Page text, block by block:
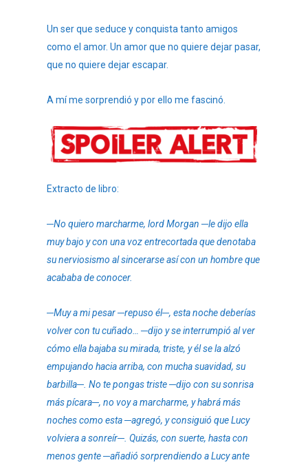
Un ser que seduce y conquista tanto amigos
como el amor. Un amor que no quiere dejar pasar,
que no quiere dejar escapar.
A mí me sorprendió y por ello me fascinó.
Extracto de libro:
─No quiero marcharme, lord Morgan ─le dijo ella
muy bajo y con una voz entrecortada que denotaba
su nerviosismo al sincerarse así con un hombre que
acababa de conocer.
─Muy a mi pesar ─repuso él─, esta noche deberías
volver con tu cuñado… ─dijo y se interrumpió al ver
cómo ella bajaba su mirada, triste, y él se la alzó
empujando hacia arriba, con mucha suavidad, su
barbilla─. No te pongas triste ─dijo con su sonrisa
más pícara─, no voy a marcharme, y habrá más
noches como esta ─agregó, y consiguió que Lucy
volviera a sonreír─. Quizás, con suerte, hasta con
menos gente ─añadió sorprendiendo a Lucy ante